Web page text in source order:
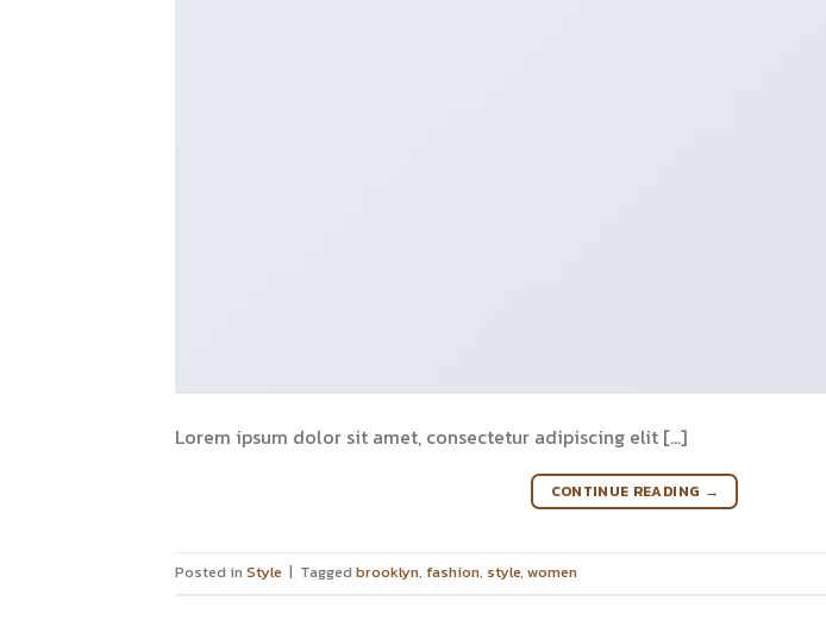
Lorem ipsum dolor sit amet, consectetur adipiscing elit […]
CONTINUE READING →
Posted in Style | Tagged brooklyn, fashion, style, women